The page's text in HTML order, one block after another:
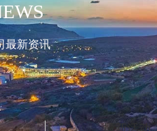
最新资讯